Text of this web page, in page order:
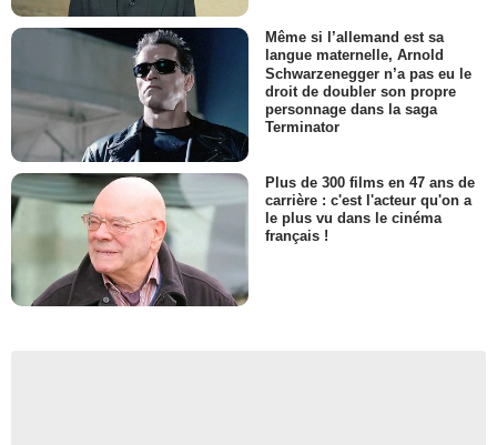
Même si l’allemand est sa
langue maternelle, Arnold
Schwarzenegger n’a pas eu le
droit de doubler son propre
personnage dans la saga
Terminator
Plus de 300 films en 47 ans de
carrière : c'est l'acteur qu'on a
le plus vu dans le cinéma
français !